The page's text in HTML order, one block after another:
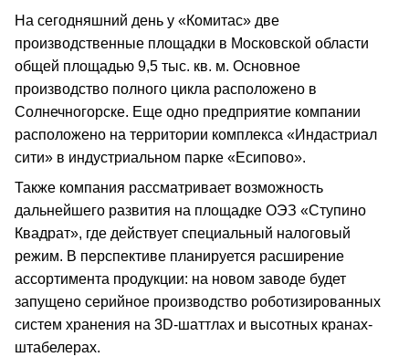
На сегодняшний день у «Комитас» две
производственные площадки в Московской области
общей площадью 9,5 тыс. кв. м. Основное
производство полного цикла расположено в
Солнечногорске. Еще одно предприятие компании
расположено на территории комплекса «Индастриал
сити» в индустриальном парке «Есипово».
Также компания рассматривает возможность
дальнейшего развития на площадке ОЭЗ «Ступино
Квадрат», где действует специальный налоговый
режим. В перспективе планируется расширение
ассортимента продукции: на новом заводе будет
запущено серийное производство роботизированных
систем хранения на 3D-шаттлах и высотных кранах-
штабелерах.